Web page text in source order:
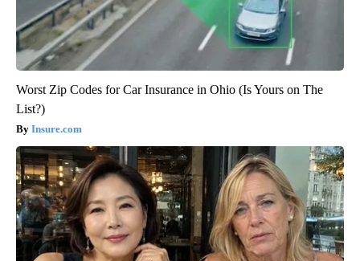
Worst Zip Codes for Car Insurance in Ohio (Is Yours on The
List?)
Insure.com